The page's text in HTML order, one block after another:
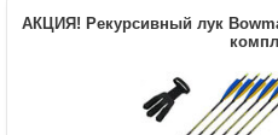
АКЦИЯ! Рекурсивный лук